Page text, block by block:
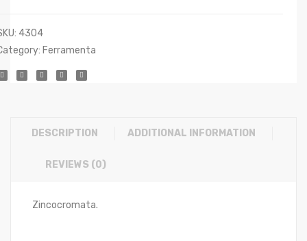
4304
Ferramenta
DESCRIPTION ADDITIONAL INFORMATION
REVIEWS (0)
Zincocromata.